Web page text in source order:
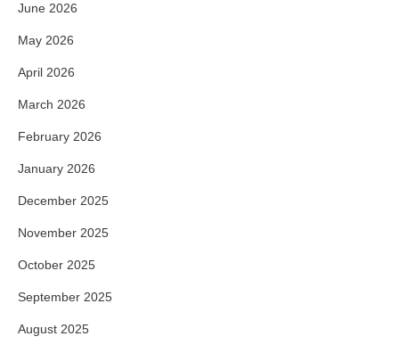
June 2026
May 2026
April 2026
March 2026
February 2026
January 2026
December 2025
November 2025
October 2025
September 2025
August 2025